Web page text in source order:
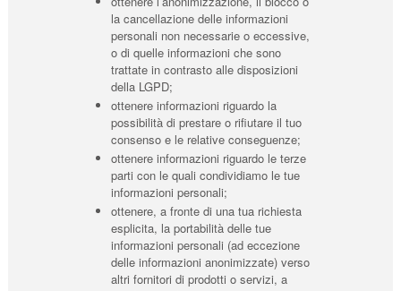
la cancellazione delle informazioni
personali non necessarie o eccessive,
o di quelle informazioni che sono
trattate in contrasto alle disposizioni
della LGPD;
ottenere informazioni riguardo la
possibilità di prestare o rifiutare il tuo
consenso e le relative conseguenze;
ottenere informazioni riguardo le terze
parti con le quali condividiamo le tue
informazioni personali;
ottenere, a fronte di una tua richiesta
esplicita, la portabilità delle tue
informazioni personali (ad eccezione
delle informazioni anonimizzate) verso
altri fornitori di prodotti o servizi, a